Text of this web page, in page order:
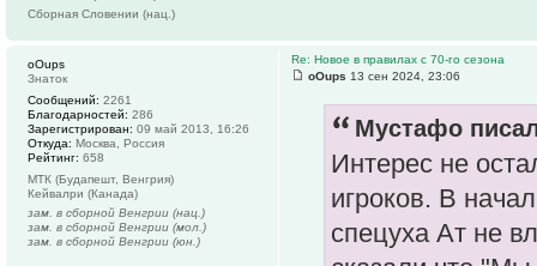
Сборная Словении (нац.)
Re: Новое в правилах с 70-го сезона
oOups 13 сен 2024, 23:06
Мустафо
Интерес не
игроков. В
спецуха Ат не
oOups
Знаток
Сообщений: 2261
Благодарностей: 286
Зарегистрирован: 09 май 2013, 16:26
Откуда: Москва, Россия
Рейтинг: 658
МТК (Будапешт, Венгрия)
Кейвалри (Канада)
зам. в сборной Венгрии (нац.)
зам. в сборной Венгрии (мол.)
зам. в сборной Венгрии (юн.)